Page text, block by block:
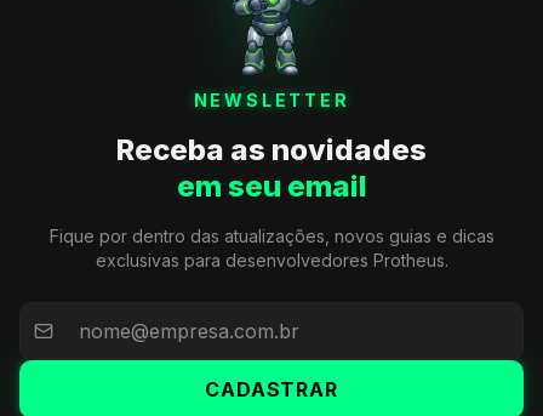
NEWSLETTER
Receba as novidades
em seu email
Fique por dentro das atualizações, novos guias e dicas
exclusivas para desenvolvedores Protheus.
CADASTRAR